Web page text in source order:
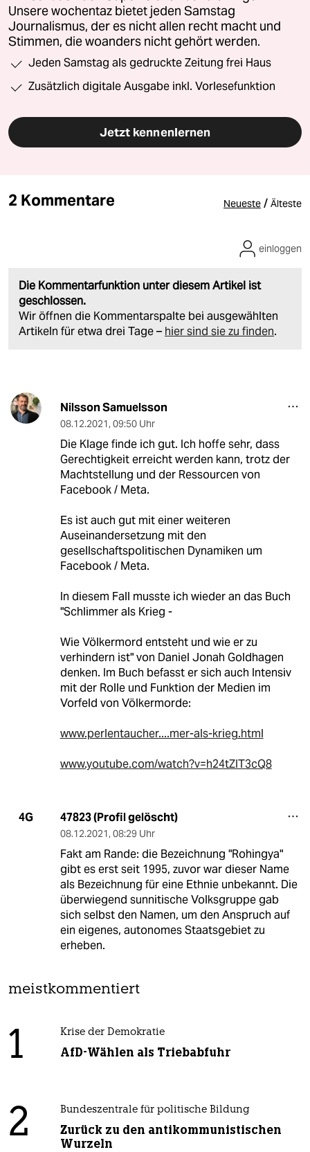
Unsere wochentaz bietet jeden Samstag
Journalismus, der es nicht allen recht macht und
Stimmen, die woanders nicht gehört werden.
Jeden Samstag als gedruckte Zeitung frei Haus
Zusätzlich digitale Ausgabe inkl. Vorlesefunktion
Jetzt kennenlernen
2 Kommentare Neueste / Älteste
Die Kommentarfunktion unter diesem Artikel ist
geschlossen.
Wir öffnen die Kommentarspalte bei ausgewählten
Artikeln für etwa drei Tage – hier sind sie zu finden.
einloggen
Nilsson Samuelsson
08.12.2021, 09:50 Uhr
Die Klage finde ich gut. Ich hoffe sehr, dass
Gerechtigkeit erreicht werden kann, trotz der
Machtstellung und der Ressourcen von
Facebook / Meta.
Es ist auch gut mit einer weiteren
Auseinandersetzung mit den
gesellschaftspolitischen Dynamiken um
Facebook / Meta.
In diesem Fall musste ich wieder an das Buch
"Schlimmer als Krieg -
Wie Völkermord entsteht und wie er zu
verhindern ist" von Daniel Jonah Goldhagen
denken. Im Buch befasst er sich auch Intensiv
mit der Rolle und Funktion der Medien im
Vorfeld von Völkermorde:
www.perlentaucher....mer-als-krieg.html
www.youtube.com/watch?v=h24tZIT3cQ8
4G 47823 (Profil gelöscht)
08.12.2021, 08:29 Uhr
Fakt am Rande: die Bezeichnung "Rohingya"
gibt es erst seit 1995, zuvor war dieser Name
als Bezeichnung für eine Ethnie unbekannt. Die
überwiegend sunnitische Volksgruppe gab
sich selbst den Namen, um den Anspruch auf
ein eigenes, autonomes Staatsgebiet zu
erheben.
meistkommentiert
1 Krise der Demokratie
AfD-Wählen als Triebabfuhr
2 Bundeszentrale für politische Bildung
Zurück zu den antikommunistischen
Wurzeln